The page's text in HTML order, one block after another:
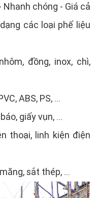
chóng - Giá cả
các loại phế liệu
đồng, inox, chì,
ABS, PS, ...
giấy vụn, ...
thoại, linh kiện điện
sắt thép, ...